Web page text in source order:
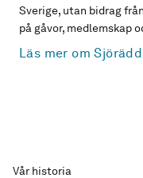
Sverige, utan bidrag
på gåvor, medlemskap
Läs mer om
Vår historia